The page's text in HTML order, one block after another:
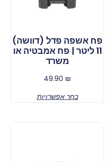
פח אשפה פדל (דוושה)
11 ליטר | פח אמבטיה או
משרד
49.90 ₪
בחר אפשרויות